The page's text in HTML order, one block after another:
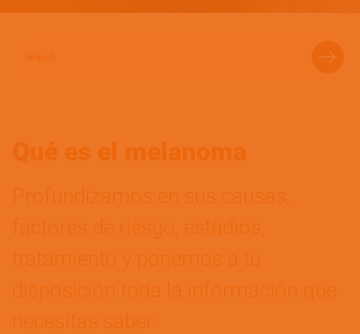
Qué es el melanoma
Profundizamos en sus causas,
factores de riesgo, estadios,
tratamiento y ponemos a tu
disposición toda la información que
necesitas saber.